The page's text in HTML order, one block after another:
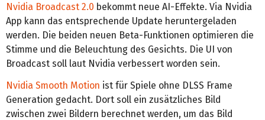
Nvidia Broadcast 2.0 bekommt neue AI-Effekte. Via Nvidia
App kann das entsprechende Update heruntergeladen
werden. Die beiden neuen Beta-Funktionen optimieren die
Stimme und die Beleuchtung des Gesichts. Die UI von
Broadcast soll laut Nvidia verbessert worden sein.
Nvidia Smooth Motion ist für Spiele ohne DLSS Frame
Generation gedacht. Dort soll ein zusätzliches Bild
zwischen zwei Bildern berechnet werden, um das Bild